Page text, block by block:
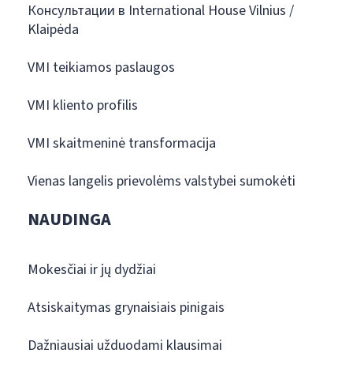
Консультации в International House Vilnius /
Klaipėda
VMI teikiamos paslaugos
VMI kliento profilis
VMI skaitmeninė transformacija
Vienas langelis prievolėms valstybei sumokėti
NAUDINGA
Mokesčiai ir jų dydžiai
Atsiskaitymas grynaisiais pinigais
Dažniausiai užduodami klausimai